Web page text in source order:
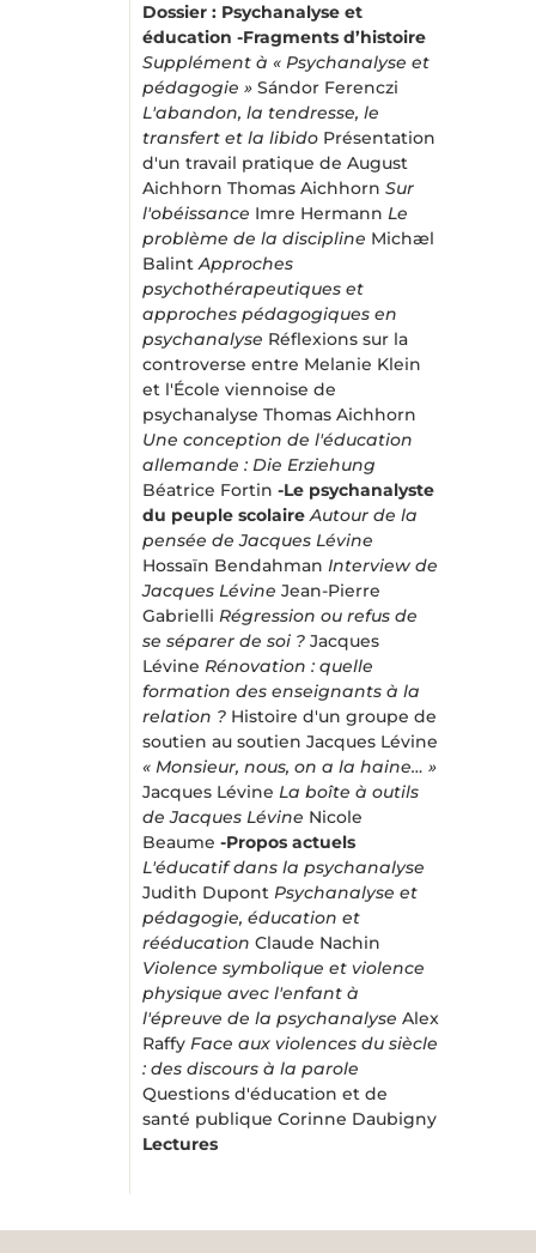
Dossier : Psychanalyse et
éducation -Fragments d’histoire
Supplément à « Psychanalyse et
pédagogie » Sándor Ferenczi
L'abandon, la tendresse, le
transfert et la libido Présentation
d'un travail pratique de August
Aichhorn Thomas Aichhorn Sur
l'obéissance Imre Hermann Le
problème de la discipline Michæl
BalintApproches
psychothérapeutiques et
approches pédagogiques en
psychanalyse Réflexions sur la
controverse entre Melanie Klein
et l'École viennoise de
psychanalyse Thomas Aichhorn
Une conception de l'éducation
allemande : Die Erziehung
Béatrice Fortin -Le psychanalyste
du peuple scolaire Autour de la
pensée de Jacques Lévine
Hossaïn Bendahman Interview de
Jacques Lévine Jean-Pierre
Gabrielli Régression ou refus de
se séparer de soi ? Jacques
Lévine Rénovation : quelle
formation des enseignants à la
relation ? Histoire d'un groupe de
soutien au soutien Jacques Lévine
« Monsieur, nous, on a la haine… »
Jacques Lévine La boîte à outils
de Jacques Lévine Nicole
Beaume -Propos actuels
L'éducatif dans la psychanalyse
Judith Dupont Psychanalyse et
pédagogie, éducation et
rééducation Claude Nachin
Violence symbolique et violence
physique avec l'enfant à
l'épreuve de la psychanalyse Alex
Raffy Face aux violences du siècle
: des discours à la parole
Questions d'éducation et de
santé publique Corinne Daubigny
Lectures